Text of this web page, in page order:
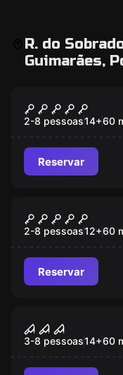
R. do
Guimarães,
Sequestro
2-8 pessoas14+60
Reservar
Cripta
2-8 pessoas12+60
Reservar
Saw
3-8 pessoas14+60